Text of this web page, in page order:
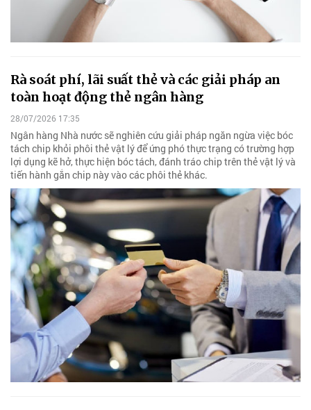
Rà soát phí, lãi suất thẻ và các giải pháp an
toàn hoạt động thẻ ngân hàng
28/07/2026 17:35
Ngân hàng Nhà nước sẽ nghiên cứu giải pháp ngăn ngừa việc bóc
tách chip khỏi phôi thẻ vật lý để ứng phó thực trạng có trường hợp
lợi dụng kẽ hở, thực hiện bóc tách, đánh tráo chip trên thẻ vật lý và
tiến hành gắn chip này vào các phôi thẻ khác.